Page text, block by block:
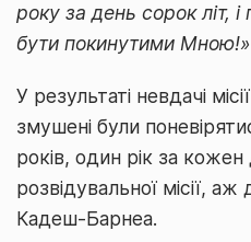
року за день сорок літ,
бути покинутими Мною!»
У результаті невдачі
змушені були
років, один рік за
розвідувальної місії,
Кадеш-Барнеа.